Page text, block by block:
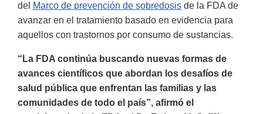
del Marco de prevención de sobredosis de la FDA de
avanzar en el tratamiento basado en evidencia para
aquellos con trastornos por consumo de sustancias.
“La FDA continúa buscando nuevas formas de
avances científicos que abordan los desafíos de
salud pública que enfrentan las familias y las
comunidades de todo el país”, afirmó el